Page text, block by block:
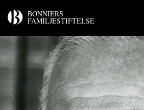
BONNIERS
FAMILJESTIFTELSE